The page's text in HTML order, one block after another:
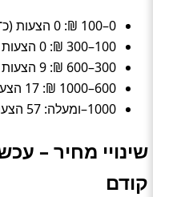
0–100 ₪: 0 הצעות (כ־0%).
100–300 ₪: 0 הצעות (כ־0%).
300–600 ₪: 9 הצעות (כ־11%).
600–1000 ₪: 17 הצעות (כ־20%).
1000–ומעלה: 57 הצעות (כ־69%).
שינויי מחיר –
קודם